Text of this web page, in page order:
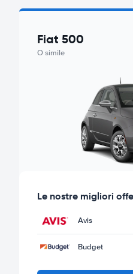
Fiat 500
O simile
Le nostre migliori
Avis
Budget